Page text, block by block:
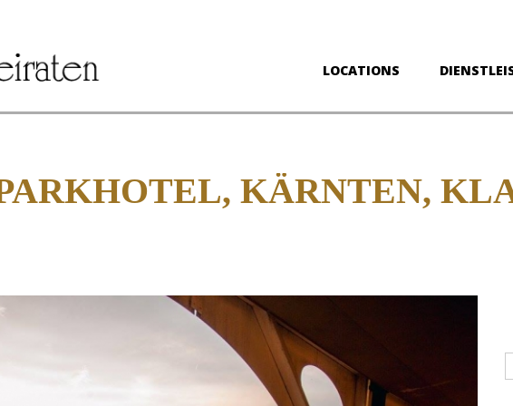
LOCATIONS
KÄRNTEN,